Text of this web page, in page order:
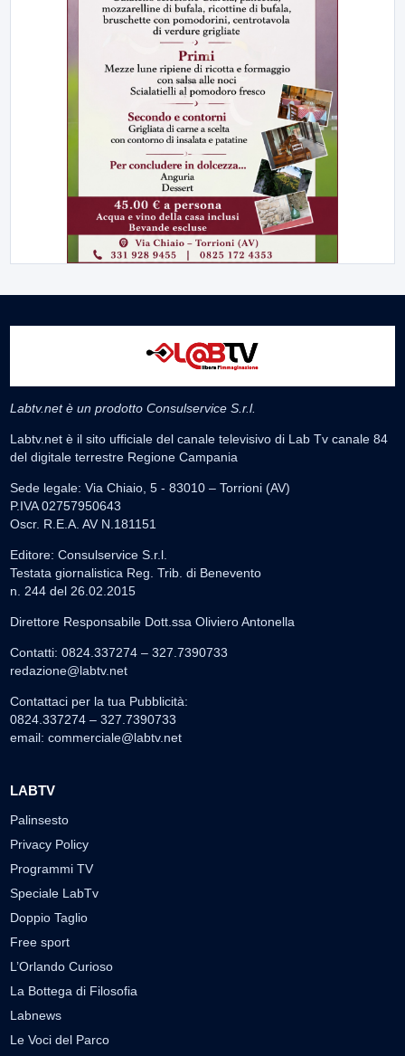
Labtv.net è un prodotto Consulservice S.r.l.
Labtv.net è il sito ufficiale del canale televisivo di Lab Tv canale 84
del digitale terrestre Regione Campania
Sede legale: Via Chiaio, 5 - 83010 – Torrioni (AV)
P.IVA 02757950643
Oscr. R.E.A. AV N.181151
Editore: Consulservice S.r.l.
Testata giornalistica Reg. Trib. di Benevento
n. 244 del 26.02.2015
Direttore Responsabile Dott.ssa Oliviero Antonella
Contatti: 0824.337274 – 327.7390733
redazione@labtv.net
Contattaci per la tua Pubblicità:
0824.337274 – 327.7390733
email: commerciale@labtv.net
LABTV
Palinsesto
Privacy Policy
Programmi TV
Speciale LabTv
Doppio Taglio
Free sport
L’Orlando Curioso
La Bottega di Filosofia
Labnews
Le Voci del Parco